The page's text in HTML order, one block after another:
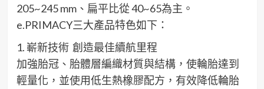
205~245mm、扁平比從40~65為主 。
e.PRIMACY三大產品特色如下 ：
1.嶄新技術 創造最佳續航里程
加強胎冠、 胎體層編織材質與結構， 使輪胎達到
輕量化 ， 並使用低生熱橡膠配方 ， 有效降低輪胎